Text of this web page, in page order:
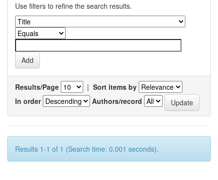
Use filters to refine the search results.
Results/Page | Sort items by
In order
Authors/record
Results 1-1 of 1 (Search time: 0.001 seconds).